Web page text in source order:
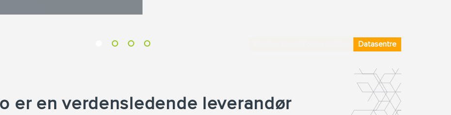
Datasentre
Nordea hovedkontoret, Orestad, Denmark
er en verdensledende leverandør